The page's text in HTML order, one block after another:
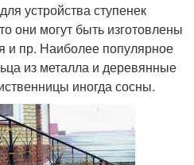
устройства ступенек
они могут быть изготовлены
и пр. Наиболее популярное
из металла и деревянные
иногда сосны.